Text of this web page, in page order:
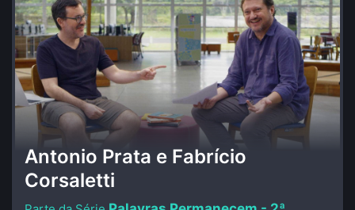
Antonio Prata e Fabrício
Corsaletti